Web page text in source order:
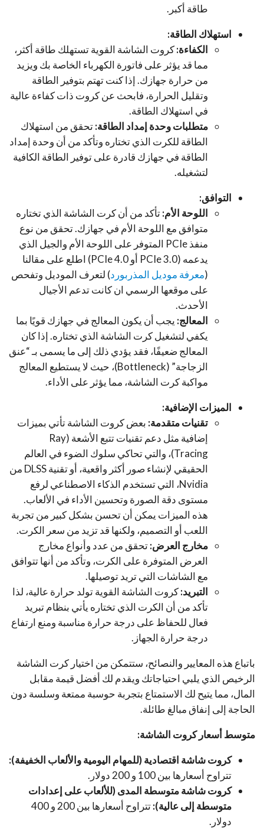
طاقة أكبر.
استهلاك الطاقة:
الكفاءة:كروت الشاشة القوية تستهلك طاقة أكثر،
مما قد يؤثر على فاتورة الكهرباء الخاصة بك ويزيد
من حرارة جهازك. إذا كنت تهتم بتوفير الطاقة
وتقليل الحرارة، فابحث عن كروت ذات كفاءة عالية
في استهلاك الطاقة.
متطلبات وحدة إمداد الطاقة:تحقق من استهلاك
الطاقة للكرت الذي تختاره وتأكد من أن وحدة إمداد
الطاقة في جهازك قادرة على توفير الطاقة الكافية
لتشغيله.
التوافق:
اللوحة الأم:تأكد من أن كرت الشاشة الذي تختاره
متوافق مع اللوحة الأم في جهازك. تحقق من نوع
منفذ PCIe المتوفر على اللوحة الأم والجيل الذي
يدعمه (PCIe 3.0 أو PCIe 4.0) اطلع على مقالنا
(معرفة موديل المذربورد) لتعرف الموديل وتفحص
على موقعها الرسمي ان كانت تدعم الأجيال
الأحدث.
المعالج: يجب أن يكون المعالج في جهازك قويًا بما
يكفي لتشغيل كرت الشاشة الذي تختاره. إذا كان
المعالج ضعيفًا، فقد يؤدي ذلك إلى ما يسمى بـ “عنق
الزجاجة” (Bottleneck)، حيث لا يستطيع المعالج
مواكبة كرت الشاشة، مما يؤثر على الأداء.
الميزات الإضافية:
تقنيات متقدمة: بعض كروت الشاشة تأتي بميزات
إضافية مثل دعم تقنيات تتبع الأشعة (Ray
Tracing)، والتي تحاكي سلوك الضوء في العالم
الحقيقي لإنشاء صور أكثر واقعية، أو تقنية DLSS من
Nvidia، التي تستخدم الذكاء الاصطناعي لرفع
مستوى دقة الصورة وتحسين الأداء في الألعاب.
هذه الميزات يمكن أن تحسن بشكل كبير من تجربة
اللعب أو التصميم، ولكنها قد تزيد من سعر الكرت.
مخارج العرض:تحقق من عدد وأنواع مخارج
العرض المتوفرة على الكرت، وتأكد من أنها تتوافق
مع الشاشات التي تريد توصيلها.
التبريد:كروت الشاشة القوية تولد حرارة عالية، لذا
تأكد من أن الكرت الذي تختاره يأتي بنظام تبريد
فعال للحفاظ على درجة حرارة مناسبة ومنع ارتفاع
درجة حرارة الجهاز.
باتباع هذه المعايير والنصائح، ستتمكن من اختيار كرت الشاشة
الرخيص الذي يلبي احتياجاتك ويقدم لك أفضل قيمة مقابل
المال، مما يتيح لك الاستمتاع بتجربة حوسبة ممتعة وسلسة دون
الحاجة إلى إنفاق مبالغ طائلة.
متوسط أسعار كروت الشاشة:
كروت شاشة اقتصادية (للمهام اليومية والألعاب الخفيفة):
تتراوح أسعارها بين 100 و 200 دولار.
كروت شاشة متوسطة المدى (للألعاب على إعدادات
متوسطة إلى عالية):
تتراوح أسعارها بين 200 و 400
دولار.